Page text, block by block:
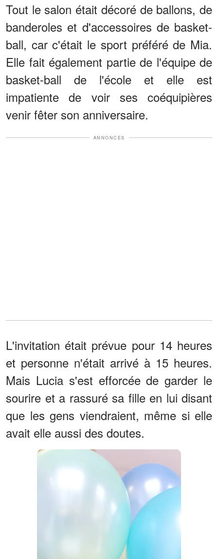
Tout le salon était décoré de ballons, de
banderoles et d'accessoires de basket-
ball, car c'était le sport préféré de Mia.
Elle fait également partie de l'équipe de
basket-ball de l'école et elle est
impatiente de voir ses coéquipières
venir fêter son anniversaire.
ANNONCES
L'invitation était prévue pour 14 heures
et personne n'était arrivé à 15 heures.
Mais Lucia s'est efforcée de garder le
sourire et a rassuré sa fille en lui disant
que les gens viendraient, même si elle
avait elle aussi des doutes.